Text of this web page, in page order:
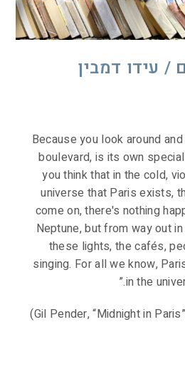
/ עידו דמבין
“Because you look around
boulevard, is its own
you think that in the cold,
universe that Paris exists,
come on, there's nothing
Neptune, but from way out
these lights, the cafés,
singing. For all we know,
in the
(Gil Pender, “Midnight in